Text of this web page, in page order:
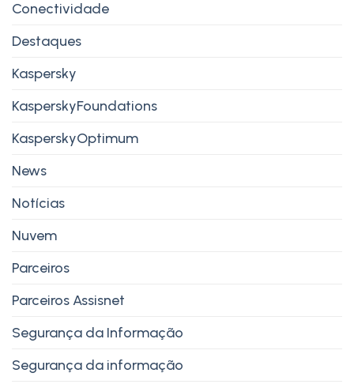
Conectividade
Destaques
Kaspersky
KasperskyFoundations
KasperskyOptimum
News
Notícias
Nuvem
Parceiros
Parceiros Assisnet
Segurança da Informação
Segurança da informação